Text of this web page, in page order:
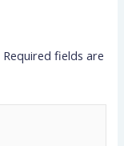
Required fields are